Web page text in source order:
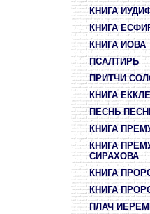
КНИГА
КНИГА
КНИГА ИОВА
ПСАЛТИРЬ
ПРИТЧИ
КНИГА
ПЕСНЬ
КНИГА
КНИГА
СИРАХОВА
КНИГА
КНИГА
ПЛАЧ